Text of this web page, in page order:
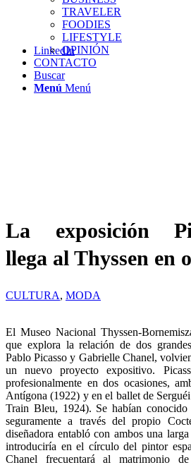
LinkedIn
TRAVELER
FOODIES
LIFESTYLE
OPINIÓN
CONTACTO
Buscar
Menú Menú
La exposición
llega al Thyssen en
CULTURA, MODA
El Museo Nacional Thyssen-
que explora la relación de dos
Pablo Picasso y Gabrielle Chanel,
un nuevo proyecto expositivo.
profesionalmente en dos ocasiones,
Antígona (1922) y en el ballet de
Train Bleu, 1924). Se habían
seguramente a través del propio
diseñadora entabló con ambos una
introduciría en el círculo del pintor
Chanel frecuentará al matrimonio